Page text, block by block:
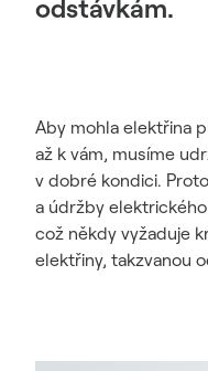
odstávkám.
Aby mohla elektřina
až k vám, musíme
v dobré kondici.
a údržby
což někdy vyžaduje
elektřiny, takzvanou